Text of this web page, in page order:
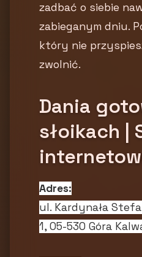
zadbać o siebie
zabieganym dniu.
który nie
zwolnić.
Dania
słoikach |
Adres:
ul. Kardynała
1, 05-530 Góra